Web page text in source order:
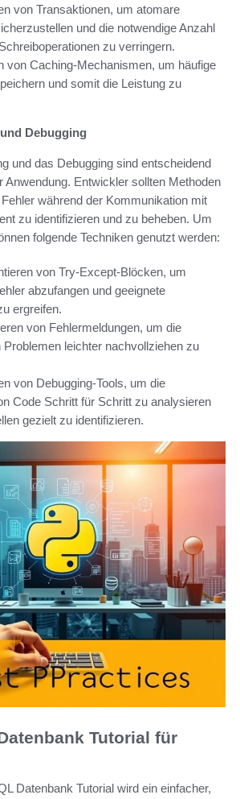
von Transaktionen, um atomare
und die notwendige Anzahl
zu verringern.
von Caching-Mechanismen, um häufige
und somit die Leistung zu
Debugging
und das Debugging sind entscheidend
Anwendung. Entwickler sollten Methoden
während der Kommunikation mit
zu identifizieren und zu beheben. Um
folgende Techniken genutzt werden:
von Try-Except-Blöcken, um
abzufangen und geeignete
ergreifen.
von Fehlermeldungen, um die
leichter nachvollziehen zu
von Debugging-Tools, um die
Code Schritt für Schritt zu analysieren
gezielt zu identifizieren.
Tutorial für
Datenbank Tutorial wird ein einfacher,